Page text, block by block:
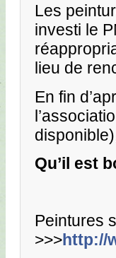
Les
investi le
lieu de
En fin
Qu’il est
Peintures
>>>http://